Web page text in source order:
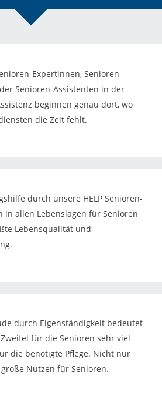
Expertinnen, Senioren-
Senioren-Assistenten in der
beginnen genau dort, wo
die Zeit fehlt.
durch unsere HELP Senioren-
in allen Lebenslagen für Senioren
Lebensqualität und
durch Eigenständigkeit bedeutet
für die Senioren sehr viel
die benötigte Pflege. Nicht nur
Nutzen für Senioren.